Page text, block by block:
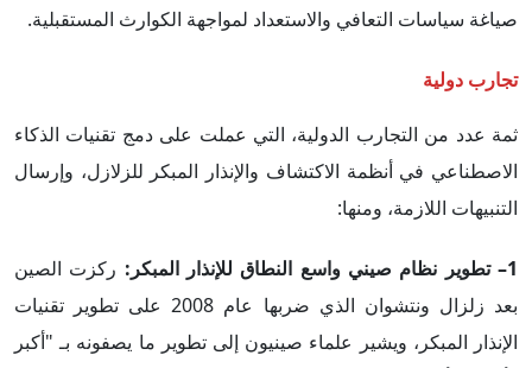
صياغة سياسات التعافي والاستعداد لمواجهة الكوارث المستقبلية.
تجارب دولية
ثمة عدد من التجارب الدولية، التي عملت على دمج تقنيات الذكاء
الاصطناعي في أنظمة الاكتشاف والإنذار المبكر للزلازل، وإرسال
التنبيهات اللازمة، ومنها:
1– تطوير نظام صيني واسع النطاق للإنذار المبكر:
ركزت الصين
بعد زلزال ونتشوان الذي ضربها عام 2008 على تطوير تقنيات
الإنذار المبكر، ويشير علماء صينيون إلى تطوير ما يصفونه بـ "أكبر